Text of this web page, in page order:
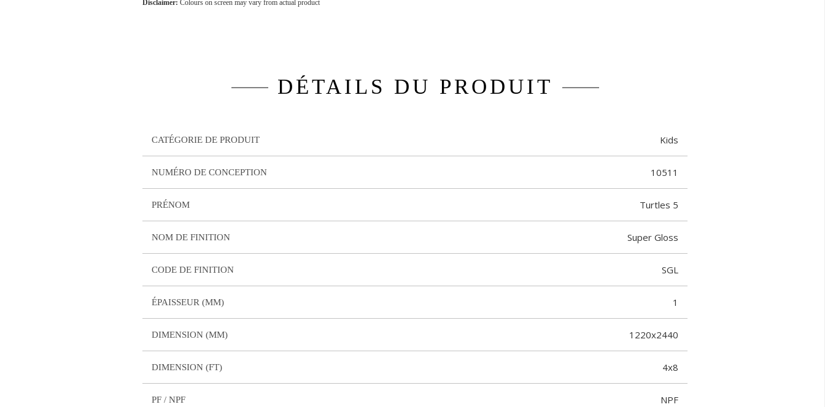
Disclaimer: Colours on screen may vary from actual product
DÉTAILS DU PRODUIT
CATÉGORIE DE PRODUIT Kids
NUMÉRO DE CONCEPTION 10511
PRÉNOM Turtles 5
NOM DE FINITION Super Gloss
CODE DE FINITION SGL
ÉPAISSEUR (MM) 1
DIMENSION (MM) 1220x2440
DIMENSION (FT) 4x8
PF / NPF NPF